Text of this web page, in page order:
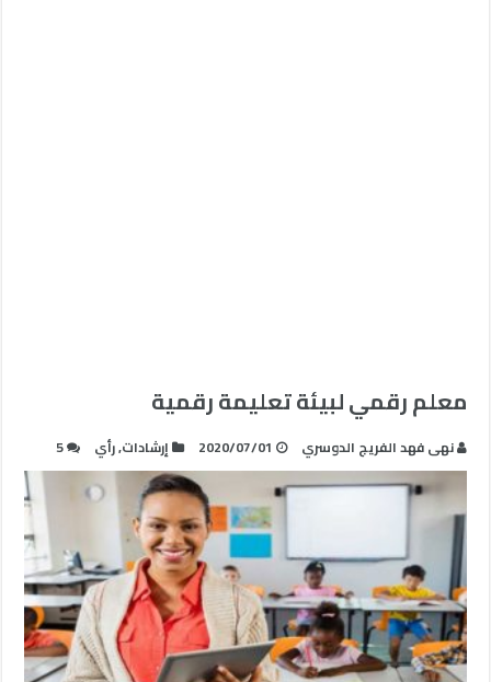
معلم رقمي لبيئة تعليمة رقمية
نهى فهد الفريج الدوسري 2020/07/01 إرشادات,رأي 5